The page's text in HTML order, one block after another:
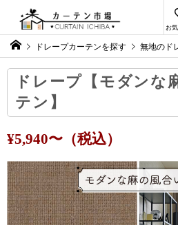
お
ドレープカーテンを探す 無地のド
ドレープ【モダンな
テン】
¥5,940〜（税込）